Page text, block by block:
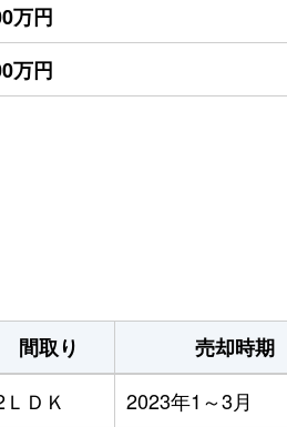
万円
万円
間取り
売却時期
ＤＫ
2023年1～3月